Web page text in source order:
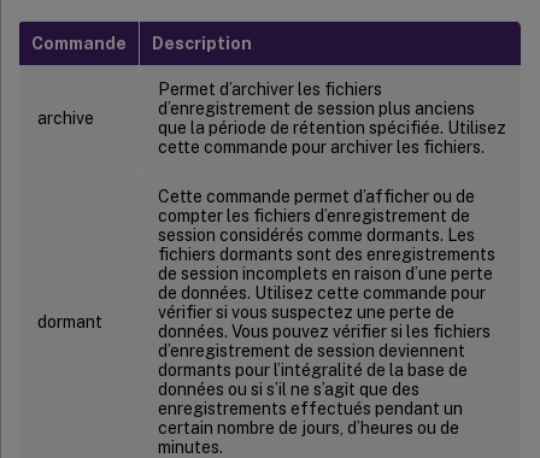
Commande Description
archive
Permet d’archiver les fichiers
d’enregistrement de session plus anciens
que la période de rétention spécifiée. Utilisez
cette commande pour archiver les fichiers.
dormant
Cette commande permet d’afficher ou de
compter les fichiers d’enregistrement de
session considérés comme dormants. Les
fichiers dormants sont des enregistrements
de session incomplets en raison d’une perte
de données. Utilisez cette commande pour
vérifier si vous suspectez une perte de
données. Vous pouvez vérifier si les fichiers
d’enregistrement de session deviennent
dormants pour l’intégralité de la base de
données ou si s’il ne s’agit que des
enregistrements effectués pendant un
certain nombre de jours, d’heures ou de
minutes.